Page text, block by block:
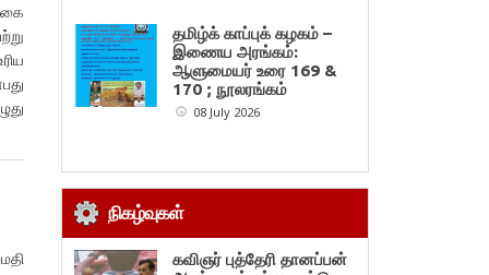
தமிழ்க் காப்புக் கழகம் –
இணைய அரங்கம்:
ஆளுமையர் உரை 169 &
170 ; நூலரங்கம்
08 July 2026
நிகழ்வுகள்
கவிஞர் புத்தேரி தானப்பன்